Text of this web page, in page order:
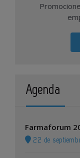
Agenda
Farmaforum
22 de